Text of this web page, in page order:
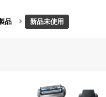
品 新品未使用